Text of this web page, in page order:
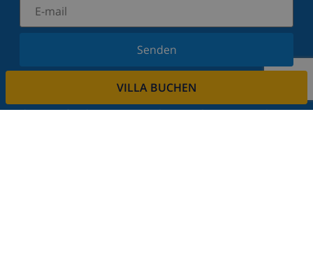
VILLA BUCHEN
Senden
Melden Sie sich für unseren Newsletter an und
dem Laufenden. Wir respektieren Ihre Privatsphäre.